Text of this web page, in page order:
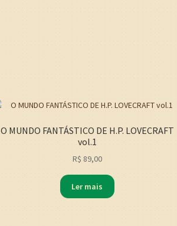
O MUNDO FANTÁSTICO DE H.P. LOVECRAFT
vol.1
R$ 89,00
Ler mais